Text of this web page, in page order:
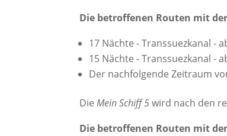
Die betroffenen Routen mit
17 Nächte - Transsuezkanal -
15 Nächte - Transsuezkanal -
Der nachfolgende Zeitraum
DieMein Schiff 5wird nach den
Die betroffenen Routen mit